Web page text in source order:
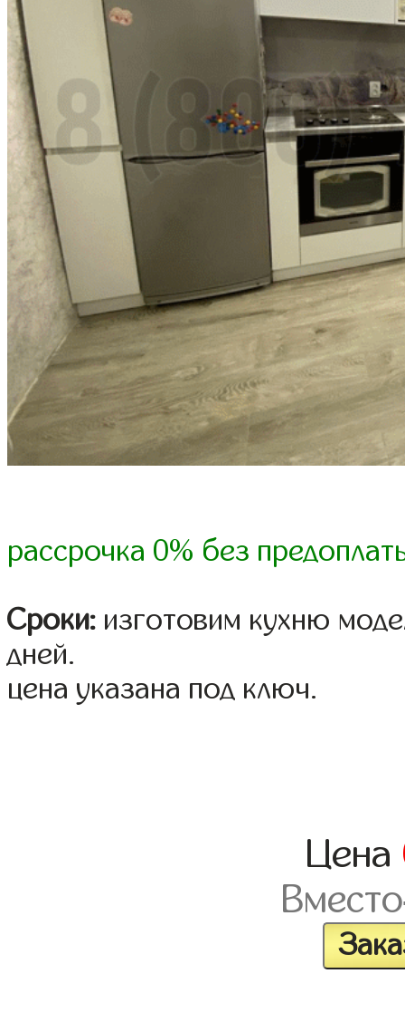
рассрочка 0% без
Сроки: изготовим кухню
дней.
цена указана под ключ.
Цена
Вместо